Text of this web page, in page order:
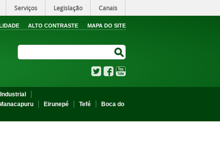
Serviços Legislação Canais
ALTO CONTRASTE MAPA DO SITE
TwitterFacebook
Eirunepé Tefé Boca do